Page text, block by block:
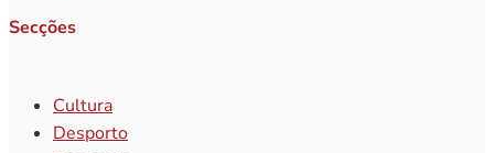
Secções
Cultura
Desporto